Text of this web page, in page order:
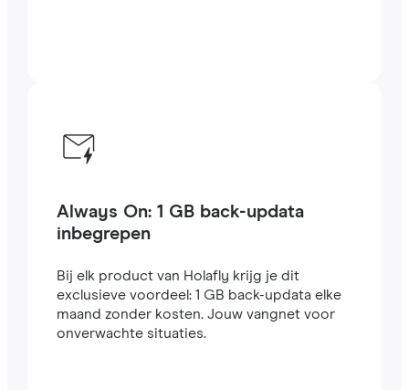
Always On: 1 GB back-updata
inbegrepen
Bij elk product van Holafly krijg je dit
exclusieve voordeel: 1 GB back-updata elke
maand zonder kosten. Jouw vangnet voor
onverwachte situaties.